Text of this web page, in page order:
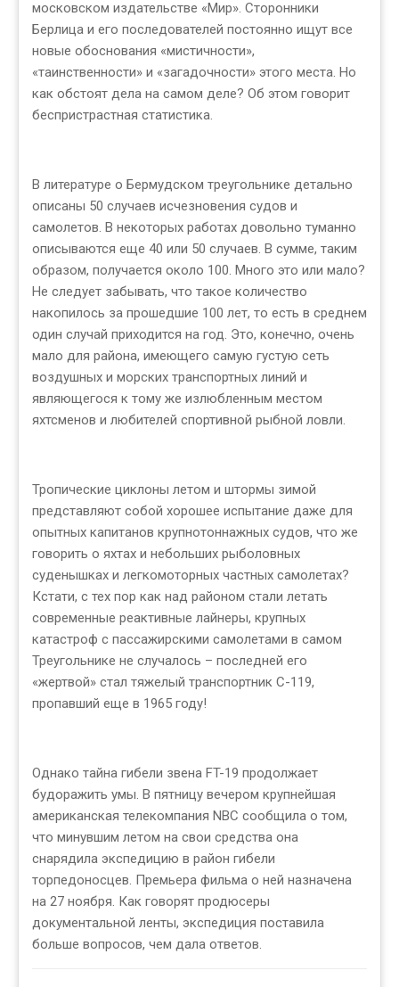
московском издательстве «Мир». Сторонники
Берлица и его последователей постоянно ищут все
новые обоснования «мистичности»,
«таинственности» и «загадочности» этого места. Но
как обстоят дела на самом деле? Об этом говорит
беспристрастная статистика.
В литературе о Бермудском треугольнике детально
описаны 50 случаев исчезновения судов и
самолетов. В некоторых работах довольно туманно
описываются еще 40 или 50 случаев. В сумме, таким
образом, получается около 100. Много это или мало?
Не следует забывать, что такое количество
накопилось за прошедшие 100 лет, то есть в среднем
один случай приходится на год. Это, конечно, очень
мало для района, имеющего самую густую сеть
воздушных и морских транспортных линий и
являющегося к тому же излюбленным местом
яхтсменов и любителей спортивной рыбной ловли.
Тропические циклоны летом и штормы зимой
представляют собой хорошее испытание даже для
опытных капитанов крупнотоннажных судов, что же
говорить о яхтах и небольших рыболовных
суденышках и легкомоторных частных самолетах?
Кстати, с тех пор как над районом стали летать
современные реактивные лайнеры, крупных
катастроф с пассажирскими самолетами в самом
Треугольнике не случалось – последней его
«жертвой» стал тяжелый транспортник С-119,
пропавший еще в 1965 году!
Однако тайна гибели звена FT-19 продолжает
будоражить умы. В пятницу вечером крупнейшая
американская телекомпания NBC сообщила о том,
что минувшим летом на свои средства она
снарядила экспедицию в район гибели
торпедоносцев. Премьера фильма о ней назначена
на 27 ноября. Как говорят продюсеры
документальной ленты, экспедиция поставила
больше вопросов, чем дала ответов.